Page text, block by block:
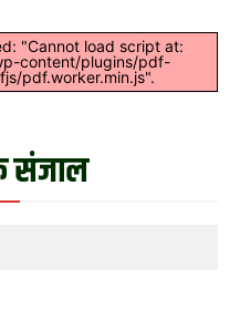
"Cannot load script at:
content/plugins/pdf-
pdf.worker.min.js".
संजाल